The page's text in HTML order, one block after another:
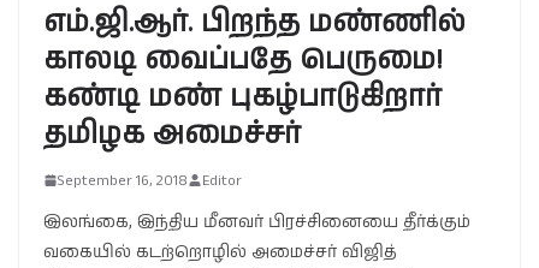
எம்.ஜி.ஆர். பிறந்த மண்ணில்
காலடி வைப்பதே பெருமை!
கண்டி மண் புகழ்பாடுகிறார்
தமிழக அமைச்சர்
September 16, 2018 Editor
இலங்கை, இந்திய மீனவர் பிரச்சினையை தீர்க்கும்
வகையில் கடற்றொழில் அமைச்சர் விஜித்